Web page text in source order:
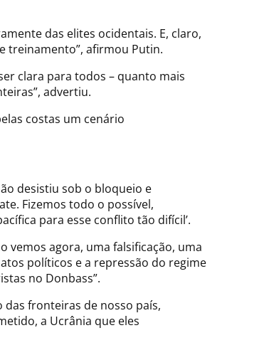
das elites ocidentais. E, claro,
treinamento”, afirmou Putin.
clara para todos – quanto mais
advertiu.
costas um cenário
desistiu sob o bloqueio e
Fizemos todo o possível,
para esse conflito tão difícil’.
vemos agora, uma falsificação, uma
políticos e a repressão do regime
no Donbass”.
fronteiras de nosso país,
a Ucrânia que eles